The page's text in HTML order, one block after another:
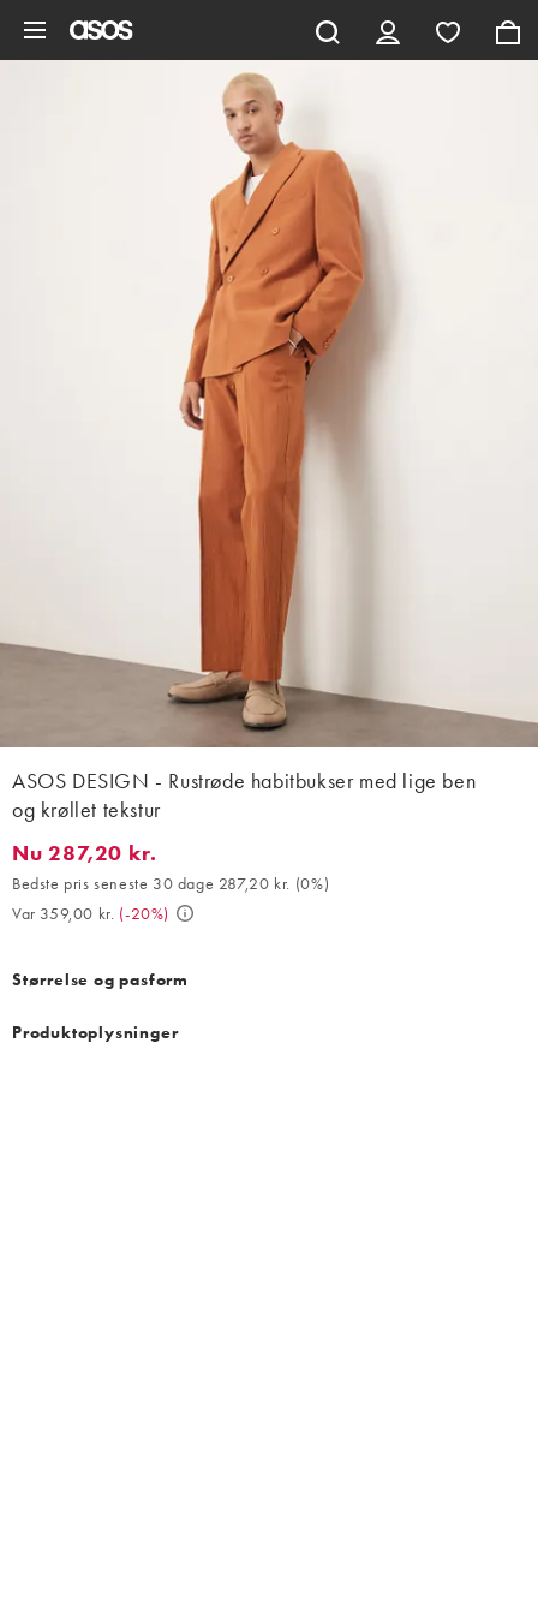
ASOS DESIGN - Rustrøde habitbukser med lige ben
og krøllet tekstur
Nu 287,20 kr.. Bedste pris seneste 30 dage 287,20 kr. (0%). Var
Nu 287,20 kr.
Bedste pris seneste 30 dage 287,20 kr. (0%)
Var 359,00 kr. (-20%)
Størrelse og pasform
Produktoplysninger